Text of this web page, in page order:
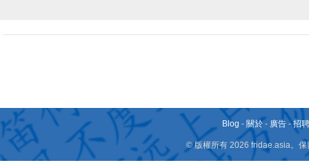
Blog - 關於 - 廣告 -招
© 版權所有 2026 fridae.asia。